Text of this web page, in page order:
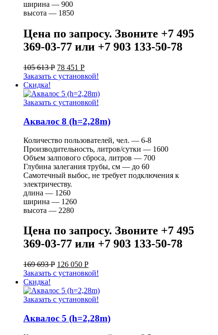
ширина — 900
высота — 1850
Цена по запросу. Звоните +7 495
369-03-77 или +7 903 133-50-78
105 613Р 78 451 Р
Заказать с установкой!
Скидка!
Заказать с установкой!
Аквалос 8 (h=2,28m)
Количество пользователей, чел. — 6-8
Производительность, литров/сутки — 1600
Объем залпового сброса, литров — 700
Глубина залегания трубы, см — до 60
Самотечный выбос, не требует подключения к
электричеству.
длина — 1260
ширина — 1260
высота — 2280
Цена по запросу. Звоните +7 495
369-03-77 или +7 903 133-50-78
169 693Р 126 050 Р
Заказать с установкой!
Скидка!
Заказать с установкой!
Аквалос 5 (h=2,28m)